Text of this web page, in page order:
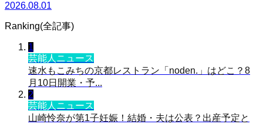
2026.08.01
Ranking(全記事)
1
芸能人ニュース
速水もこみちの京都レストラン「noden.」はどこ？8
月10日開業・予...
2
芸能人ニュース
山崎怜奈が第1子妊娠！結婚・夫は公表？出産予定と